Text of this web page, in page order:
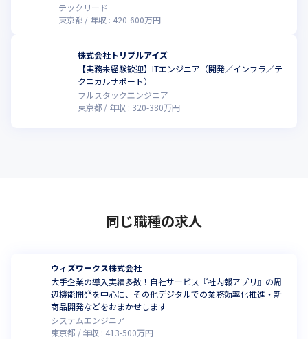
テックリード
東京都
年収 : 420-600万円
株式会社トリプルアイズ
【実務未経験歓迎】ITエンジニア（開発／インフラ／テ
クニカルサポート）
フルスタックエンジニア
東京都
年収 : 320-380万円
同じ職種の求人
ウィズワークス株式会社
大手企業の導入実績多数！自社サービス『社内報アプリ』の周
辺機能開発を中心に、その他デジタルでの業務効率化推進・新
商品開発などをおまかせします
システムエンジニア
東京都
年収 : 413-500万円